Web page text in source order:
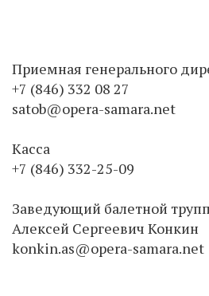
Приемная генерального
+7 (846) 332 08 27
satob@opera-samara.net
Касса
+7 (846) 332-25-09
Заведующий балетной
Алексей Сергеевич Конкин
konkin.as@opera-samara.net